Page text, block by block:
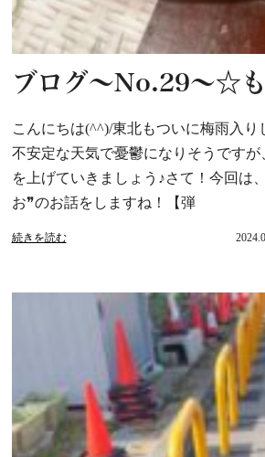
ブログ～No.29～☆
こんにちは(^^)/東北もついに梅雨入り
不安定な天気で憂鬱になりそうです
を上げていきましょう♪さて！今回は
お❞のお話をしますね！【弾
続きを読む